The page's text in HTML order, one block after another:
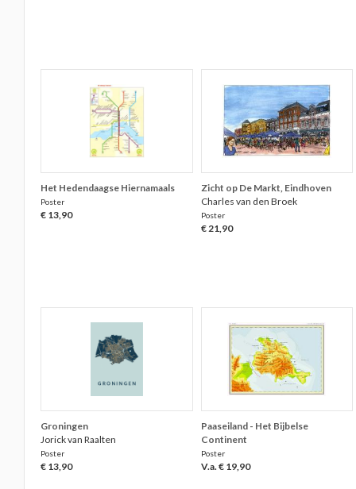
Het Hedendaagse Hiernamaals
Poster
€ 13,90
Zicht op De Markt, Eindhoven
Charles van den Broek
Poster
€ 21,90
Groningen
Jorick van Raalten
Poster
€ 13,90
Paaseiland - Het Bijbelse
Continent
Poster
V.a. € 19,90